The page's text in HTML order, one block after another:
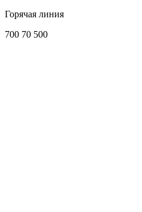
Горячая линия
700 70 500